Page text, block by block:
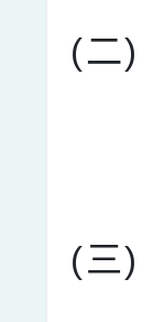
(二)
(三)